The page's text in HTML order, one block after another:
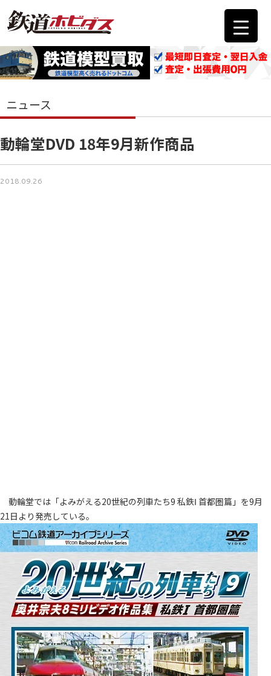
ニュース
動輪堂DVD 18年9月新作商品
2018.09.26
動輪堂では「よみがえる20世紀の列車たち9 私鉄Ⅰ 首都圏篇」を9月
21日より発売している。